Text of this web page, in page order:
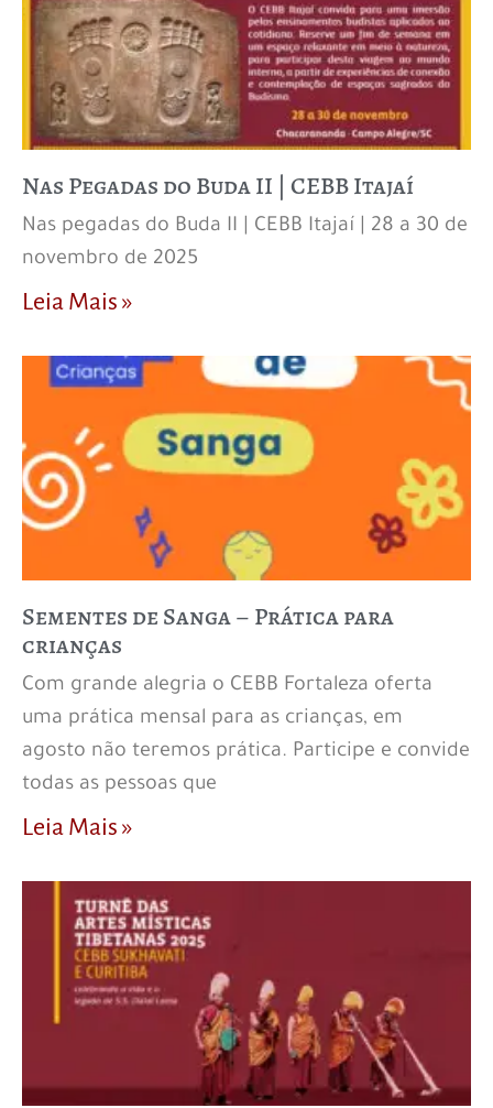
Nas Pegadas do Buda II | CEBB Itajaí
Nas pegadas do Buda II | CEBB Itajaí | 28 a 30 de
novembro de 2025
Leia Mais »
Sementes de Sanga – Prática para
crianças
Com grande alegria o CEBB Fortaleza oferta
uma prática mensal para as crianças, em
agosto não teremos prática. Participe e convide
todas as pessoas que
Leia Mais »